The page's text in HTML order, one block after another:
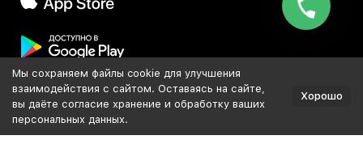
Популярное
Мы сохраняем файлы cookie для улучшения
взаимодействия с сайтом. Оставаясь на сайте,
вы даёте согласие хранение и обработку ваших
персональных данных.
Хорошо